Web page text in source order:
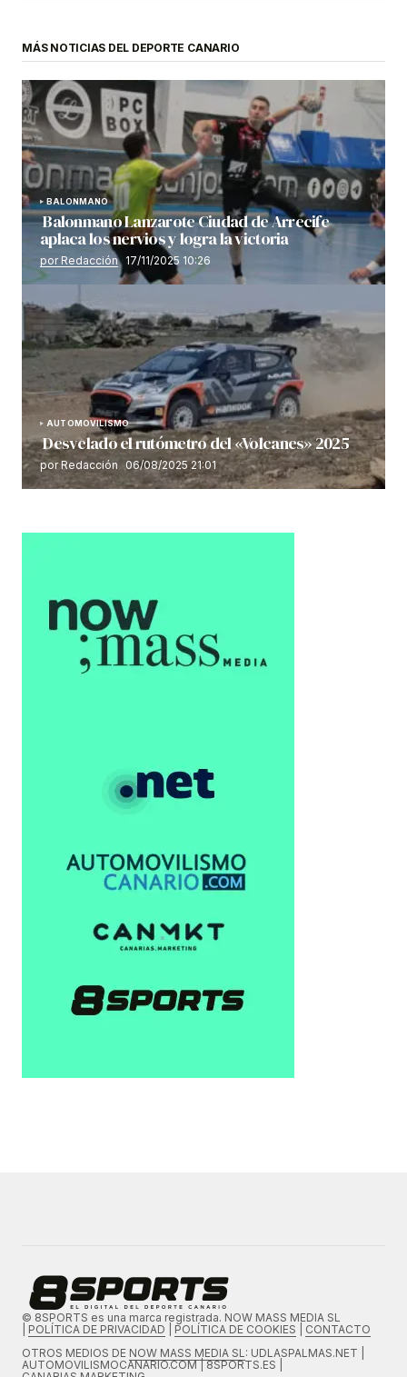
MÁS NOTICIAS DEL DEPORTE CANARIO
BALONMANO
Balonmano Lanzarote Ciudad de Arrecife
aplaca los nervios y logra la victoria
por Redacción 17/11/2025 10:26
AUTOMOVILISMO
Desvelado el rutómetro del «Volcanes» 2025
por Redacción 06/08/2025 21:01
© 8SPORTS es una marca registrada. NOW MASS MEDIA SL
POLÍTICA DE PRIVACIDAD POLÍTICA DE COOKIES
CONTACTO
OTROS MEDIOS DE NOW MASS MEDIA SL: UDLASPALMAS.NET |
AUTOMOVILISMOCANARIO.COM | 8SPORTS.ES |